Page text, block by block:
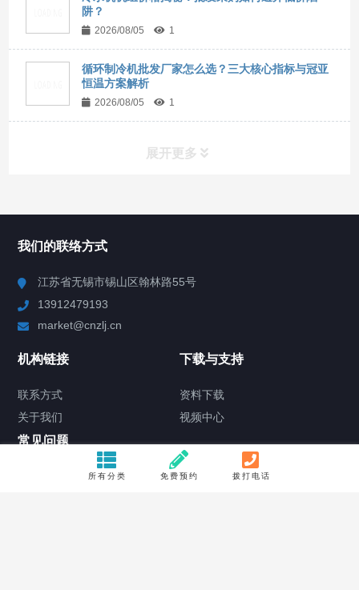
阱？
2026/08/05 1
循环制冷机批发厂家怎么选？三大核心指标与冠亚
恒温方案解析
2026/08/05 1
展开更多
Chiller高精度制冷循环器
TCU温度控制单元
Chiller气体控温系统
我们的联络方式
江苏省无锡市锡山区翰林路55号
13912479193
market@cnzlj.cn
机构链接
联系方式
关于我们
下载与支持
资料下载
视频中心
常见问题
所有分类 免费预约 拨打电话